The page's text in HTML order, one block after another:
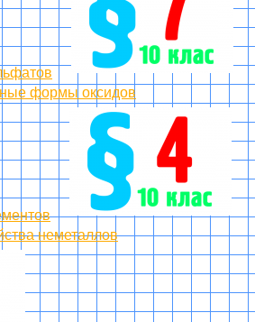
формы оксидов
неметаллов